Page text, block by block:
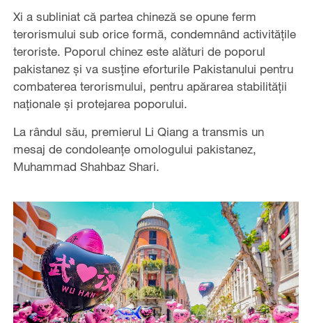
Xi a subliniat că partea chineză se opune ferm
terorismului sub orice formă, condemnând activitățile
teroriste. Poporul chinez este alături de poporul
pakistanez și va susține eforturile Pakistanului pentru
combaterea terorismului, pentru apărarea stabilității
naționale și protejarea poporului.
La rândul său, premierul Li Qiang a transmis un
mesaj de condoleanțe omologului pakistanez,
Muhammad Shahbaz Shari.